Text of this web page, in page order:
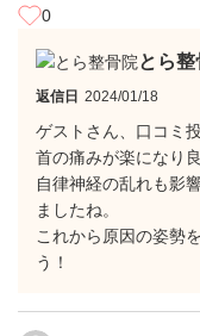
0
とら
返信日 2024/01/18
ゲストさん、口コミ
首の痛みが楽になり
自律神経の乱れも影
ましたね。
これから原因の姿勢
う！